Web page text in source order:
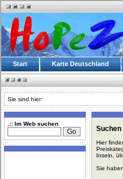
Start Karte Deutschland
Sie sind hier:
.:: Im Web suchen
Suchen
Hier
Inseln,
Sie